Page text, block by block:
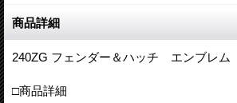
商品詳細
240ZG フェンダー＆ハッチ エンブレム
□商品詳細